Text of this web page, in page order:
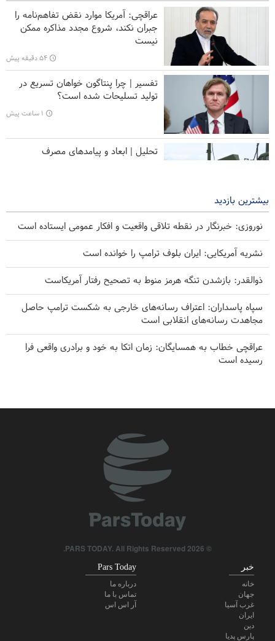
تحلیل | دو سوی عربستان زیر آتش؛ «توافق مکه» فقط دو روز دوام
جدیدترین عملیات نیروهای یمنی؛ پالایشگاه عربستان هدف قرار گرفت
سخنگوی ارتش ایران: نظم ایرانی حاکم بر تنگه هرمز غیرقابل بازگشت
دبیرکل جنبش نجبای عراق: دیپلماسی با عربستان نتیجه‌بخش نیست؛
پاسخ نظامی ضروری است
عراقچی: آمریکا موارد نقض تفاهم‌نامه را
جبران نکند، شروع مجدد مذاکره ممکن
نیست
۵۴ دقیقه پیش
تفسیر | چرا پنتاگون خواهان تسریع در
تولید تسلیحات شده است؟
۱ ساعت پیش
تحلیل | ابعاد و پیامدهای مصرف
بیشترین بازدید
نوروزی: خبرنگار در نقطه تلاقی واقعیت و افکار عمومی ایستاده است
نشریه آمریکایی: ایران بلوف ترامپ را خوانده است
ذوالقدر: بازشدن تنگه هرمز منوط به تصحیح رفتار آمریکاست
سپاه پاسداران: اعتراف رسانه‌های خارجی به شکست ترامپ حاصل
مجاهدت رسانه‌های انقلابی است
عراقچی خطاب به همسایگان: زمان اتکا به خود و برادری واقعی فرا
رسیده است
فارن افرز: آمریکا باید غرب آسیا را ترک کند
پزشکیان: رزمندگان ما دنیا را به شگفتی واداشتند
سی‌ان‌ان افشا کرد: ستاد ارتش آمریکا به دنبال راهی برای خروج از
© 2026 PARS TODAY. All Rights Reserved.
خبر
خانه
جهان
غرب آسیا
ایران
دین
پارس پدیا
Pars Today
درباره ما
تماس با ما
آر اس اس